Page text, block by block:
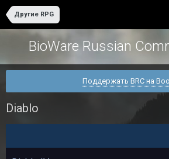
Другие RPG
BioWare Russian
Поддержать BRC на
Diablo